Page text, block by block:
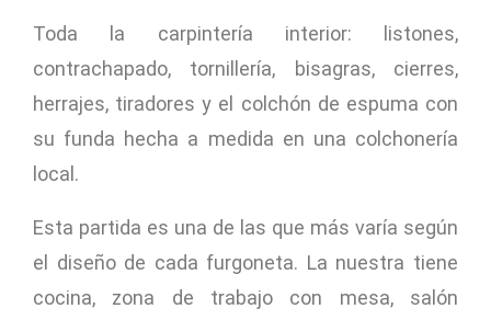
Toda la carpintería interior: listones,
contrachapado, tornillería, bisagras, cierres,
herrajes, tiradores y el colchón de espuma con
su funda hecha a medida en una colchonería
local.
Esta partida es una de las que más varía según
el diseño de cada furgoneta. La nuestra tiene
cocina, zona de trabajo con mesa, salón